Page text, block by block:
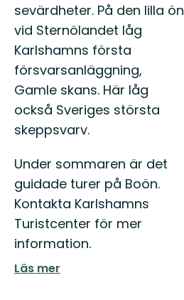
sevärdheter. På den lilla ön
vid Sternölandet låg
Karlshamns första
försvarsanläggning,
Gamle skans. Här låg
också Sveriges största
skeppsvarv.
Under sommaren är det
guidade turer på Boön.
Kontakta Karlshamns
Turistcenter för mer
information.
Läs mer